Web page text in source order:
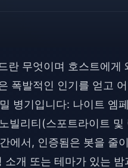
란 무엇이며 호스트에게
폭발적인 인기를 얻고
병기입니다: 나이트
빌리티(스포트라이트
에서, 인증됨은 봇을 줄
소개 또는 테마가 있는